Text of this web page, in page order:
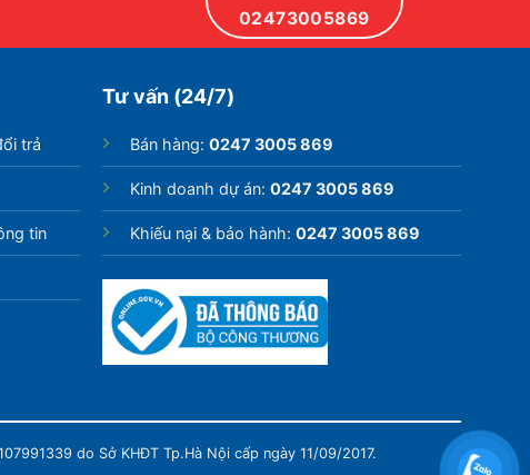
02473005869
trả
tin
Tư vấn (24/7)
Bán hàng: 0247 3005 869
Kinh doanh dự án: 0247 3005 869
Khiếu nại & bảo hành: 0247 3005 869
do Sở KHĐT Tp.Hà Nội cấp ngày 11/09/2017.